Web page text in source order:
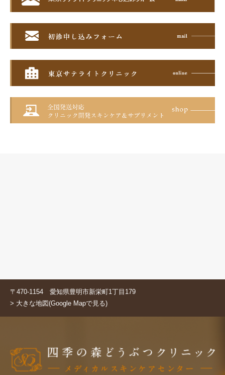
〒470-1154 愛知県豊明市新栄町1丁目179
> 大きな地図(Google Mapで見る)